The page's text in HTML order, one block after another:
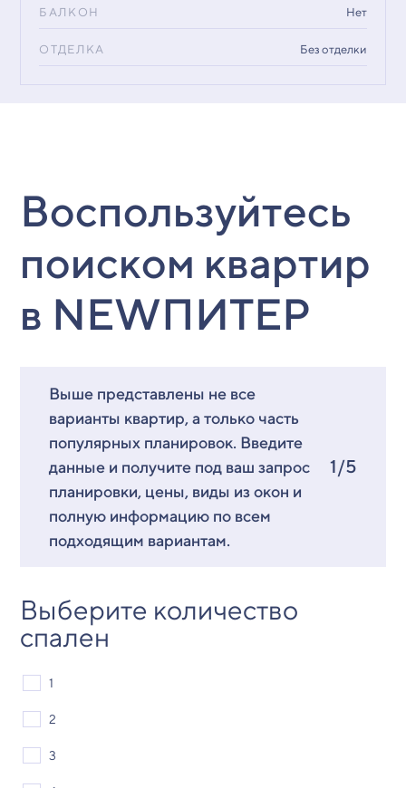
БАЛКОН Нет
ОТДЕЛКА Без отделки
Воспользуйтесь
поиском квартир
в NEWПИТЕР
Выше представлены не все
варианты квартир, а только часть
популярных планировок. Введите
данные и получите под ваш запрос
планировки, цены, виды из окон и
полную информацию по всем
подходящим вариантам.
1/5
Выберите количество
спален
1
2
3